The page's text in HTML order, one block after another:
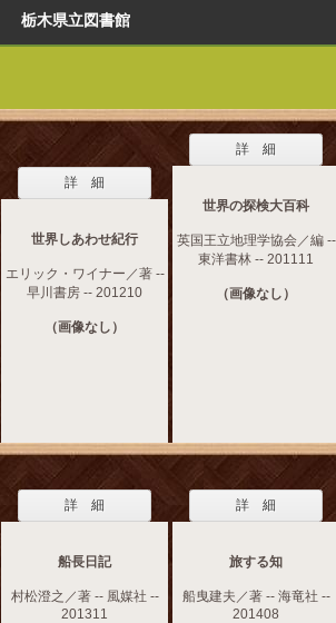
木県立図書館
詳 細
世界しあわせ紀行
エリック・ワイナー／著 --
早川書房 -- 201210
（画像なし）
詳 細
世界の探検大百科
英国王立地理学協会／編 --
東洋書林 -- 201111
（画像なし）
詳 細
船長日記
村松澄之／著 -- 風媒社 --
201311
詳 細
旅する知
船曳建夫／著 -- 海竜社 --
201408